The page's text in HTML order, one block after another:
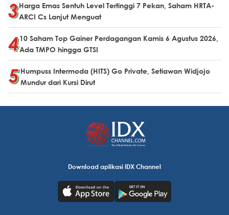
Harga Emas Sentuh Level Tertinggi 7 Pekan, Saham HRTA-
ARCI Cs Lanjut Menguat
10 Saham Top Gainer Perdagangan Kamis 6 Agustus 2026,
Ada TMPO hingga GTSI
Humpuss Intermoda (HITS) Go Private, Setiawan Widjojo
Mundur dari Kursi Dirut
Download aplikasi IDX Channel